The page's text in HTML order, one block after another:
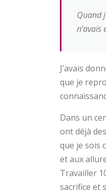
Quand
J’avais
que je
Dans un
ont déjà
que je sois
et aux
Travailler
sacrifice et